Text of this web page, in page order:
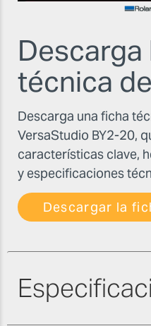
Descarga
técnica
Descarga una ficha
VersaStudio BY2-20,
características clave,
y especificaciones
Descargar la